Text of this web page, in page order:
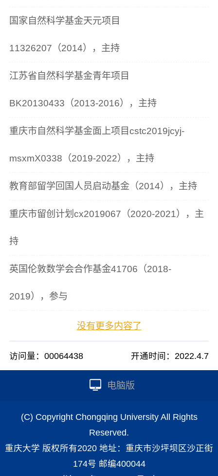
国家自然科学基金天元项目
11326207（2014），主持
江苏省自然科学基金青年项目
BK20130433（2013-2016），主持
重庆市自然科学基金面上项目cstc2019jcyj-
msxmX0338（2019-2022），主持
教育部留学回国人员启动基金（2014），主持
重庆市留创计划cx2019067（2020-2021），主
持
英国伦敦数学会合作基金41706（2018-
2019），参与
没有更多内容了
访问量：00064438 开通时间： 2022.4.7
电脑版
(C) Copyright Chongqing University All Rights
Reserved.
重庆大学 版权所有2020 地址：重庆市沙坪坝区沙正街
174号 邮编400044